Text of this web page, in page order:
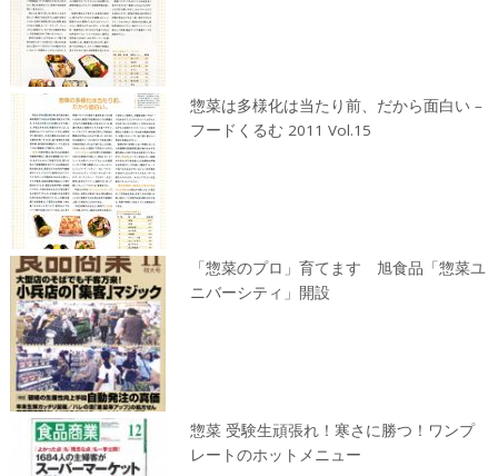
惣菜は多様化は当たり前、だから面白い –
フードくるむ 2011 Vol.15
「惣菜のプロ」育てます 旭食品「惣菜ユ
ニバーシティ」開設
惣菜 受験生頑張れ！寒さに勝つ！ワンプ
レートのホットメニュー